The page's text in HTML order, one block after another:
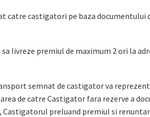
catre castigatori pe baza
sa livreze premiul de maximum 2 ori la
semnat de castigator va
de catre Castigator fara rezerve a
Castigatorul preluand premiul si